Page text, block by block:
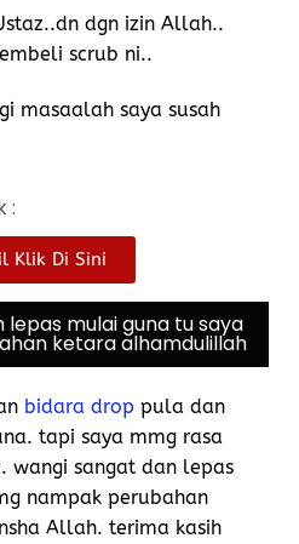
dgn izin Allah..
scrub ni..
masaalah saya susah
:
Klik Di Sini
lepas mulai guna tu saya
ketara alhamdulillah
bidara drop pula dan
tapi saya mmg rasa
wangi sangat dan lepas
nampak perubahan
Allah. terima kasih